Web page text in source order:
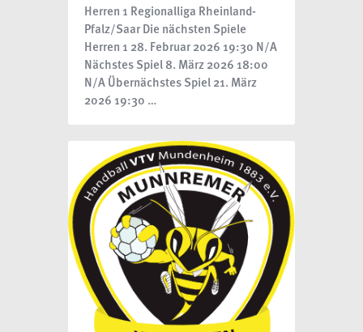
Herren 1 Regionalliga Rheinland-
Pfalz/Saar Die nächsten Spiele
Herren 1 28. Februar 2026 19:30 N/A
Nächstes Spiel 8. März 2026 18:00
N/A Übernächstes Spiel 21. März
2026 19:30 …